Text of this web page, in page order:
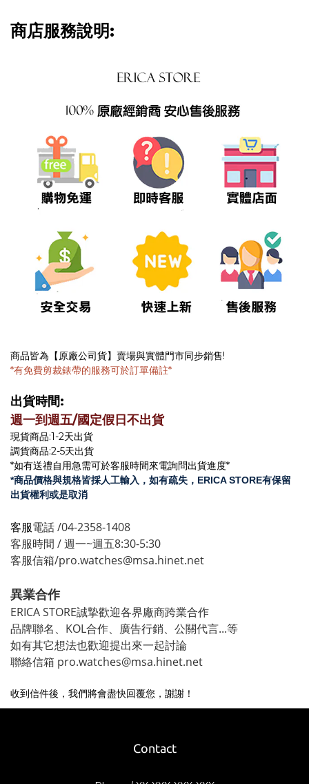
商店服務說明:
商品皆為【原廠公司貨】賣場與實體門市同步銷售!
*有免費剪裁錶帶的服務可於訂單備註*
出貨時間:
週一到週五/國定假日不出貨
現貨商品:1-2天出貨
調貨商品:2-5天出貨
*如有送禮自用急需可於客服時間來電詢問出貨進度*
*商品價格與規格皆採人工輸入，如有疏失，ERICA STORE有保留
出貨權利或是取消
客服電話 /04-2358-1408
客服時間 / 週一~週五8:30-5:30
客服信箱/pro.watches@msa.hinet.net
異業合作
ERICA STORE誠摯歡迎各界廠商跨業合作
品牌聯名、KOL合作、廣告行銷、公關代言...等
如有其它想法也歡迎提出來一起討論
聯絡信箱 pro.watches@msa.hinet.net
收到信件後，我們將會盡快回覆您，謝謝！
Contact